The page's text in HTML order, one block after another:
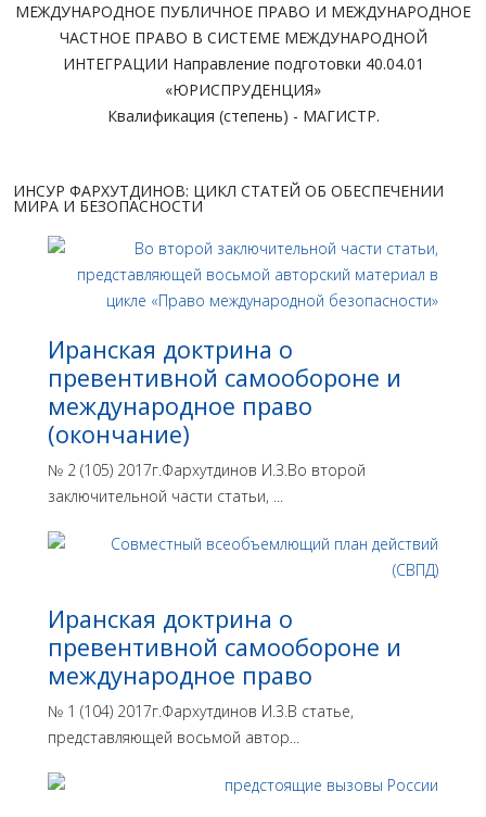
МЕЖДУНАРОДНОЕ ПУБЛИЧНОЕ ПРАВО И МЕЖДУНАРОДНОЕ
ЧАСТНОЕ ПРАВО В СИСТЕМЕ МЕЖДУНАРОДНОЙ
ИНТЕГРАЦИИ Направление подготовки 40.04.01
«ЮРИСПРУДЕНЦИЯ»
Квалификация (степень) - МАГИСТР.
ИНСУР ФАРХУТДИНОВ: ЦИКЛ СТАТЕЙ ОБ ОБЕСПЕЧЕНИИ
МИРА И БЕЗОПАСНОСТИ
Иранская доктрина о
превентивной самообороне и
международное право
(окончание)
№ 2 (105) 2017г.Фархутдинов И.З.Во второй
заключительной части статьи, ...
Иранская доктрина о
превентивной самообороне и
международное право
№ 1 (104) 2017г.Фархутдинов И.З.В статье,
представляющей восьмой автор...